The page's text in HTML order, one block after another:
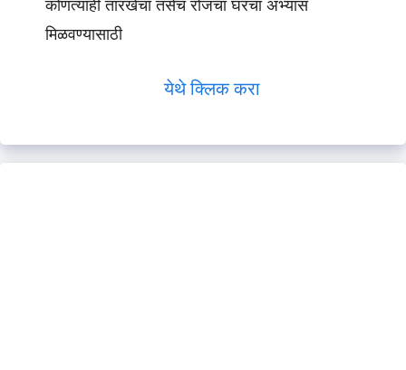
कोणत्याही तारखेचा तसेच रोजचा घरचा अभ्यास
मिळवण्यासाठी
येथे क्लिक करा